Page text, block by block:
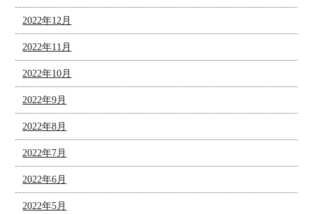
2022年12月
2022年11月
2022年10月
2022年9月
2022年8月
2022年7月
2022年6月
2022年5月